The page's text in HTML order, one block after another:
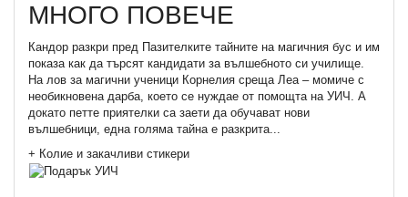
МНОГО ПОВЕЧЕ
Кандор разкри пред Пазителките тайните на магичния бус и им
показа как да търсят кандидати за вълшебното си училище.
На лов за магични ученици Корнелия среща Леа – момиче с
необикновена дарба, което се нуждае от помощта на УИЧ. А
докато петте приятелки са заети да обучават нови
вълшебници, една голяма тайна е разкрита...
+ Колие и закачливи стикери